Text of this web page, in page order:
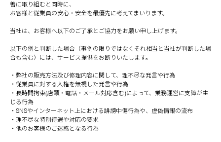
善に取り組むと同時に、
お客様と従業員の安心・安全を最優先に考えてまいります。
当社は、お客様へ以下のご了承とご協力をお願い申し上げます。
以下の例と判断した場合（事例の限りではなくそれ相当と当社が判断した場
合も含む）には、サービス提供をお断りいたします。
・弊社の販売方法及び修理内容に関して、理不尽な発言や行為
・従業員に対する人権を無視した発言や行為
・長時間拘束(店頭・電話・メール対応含む)によって、業務運営に支障が生
じる行為
・SNSやインターネット上における誹謗中傷行為や、虚偽情報の流布
・理不尽な特別待遇や対応の要求
・他のお客様のご迷惑となる行為